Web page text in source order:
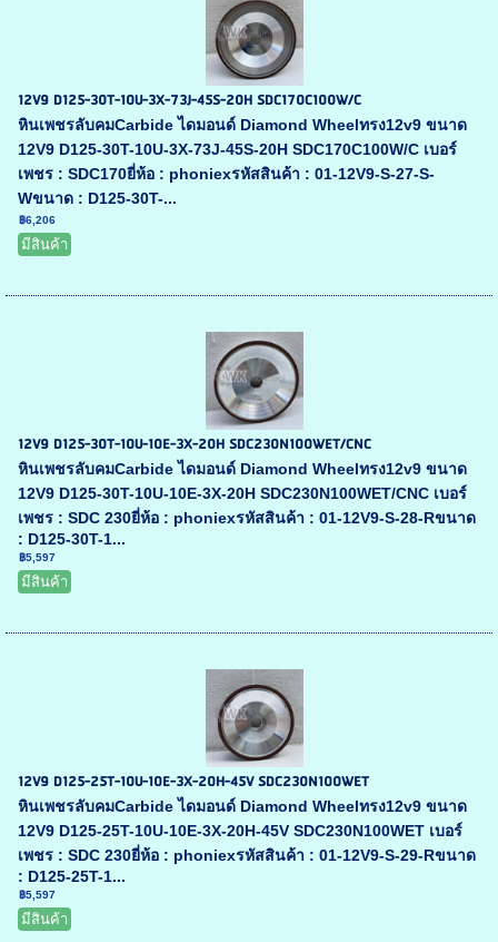
12V9 D125-30T-10U-3X-73J-45S-20H SDC170C100W/C
หินเพชรลับคมCarbide ไดมอนด์ Diamond Wheelทรง12v9 ขนาด
12V9 D125-30T-10U-3X-73J-45S-20H SDC170C100W/C เบอร์
เพชร : SDC170ยี่ห้อ : phoniexรหัสสินค้า : 01-12V9-S-27-S-
Wขนาด : D125-30T-...
฿6,206
มีสินค้า
12V9 D125-30T-10U-10E-3X-20H SDC230N100WET/CNC
หินเพชรลับคมCarbide ไดมอนด์ Diamond Wheelทรง12v9 ขนาด
12V9 D125-30T-10U-10E-3X-20H SDC230N100WET/CNC เบอร์
เพชร : SDC 230ยี่ห้อ : phoniexรหัสสินค้า : 01-12V9-S-28-Rขนาด
: D125-30T-1...
฿5,597
มีสินค้า
12V9 D125-25T-10U-10E-3X-20H-45V SDC230N100WET
หินเพชรลับคมCarbide ไดมอนด์ Diamond Wheelทรง12v9 ขนาด
12V9 D125-25T-10U-10E-3X-20H-45V SDC230N100WET เบอร์
เพชร : SDC 230ยี่ห้อ : phoniexรหัสสินค้า : 01-12V9-S-29-Rขนาด
: D125-25T-1...
฿5,597
มีสินค้า